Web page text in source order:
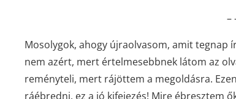
–
Mosolygok, ahogy újraolvasom, amit tegnap
nem azért, mert értelmesebbnek látom az
reményteli, mert rájöttem a megoldásra.
ráébredni, ez a jó kifejezés! Mire ébresztem